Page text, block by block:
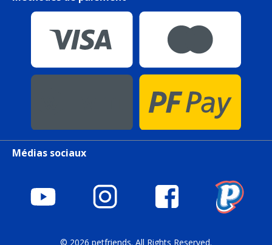
Médias sociaux
© 2026 petfriends. All Rights Reserved.